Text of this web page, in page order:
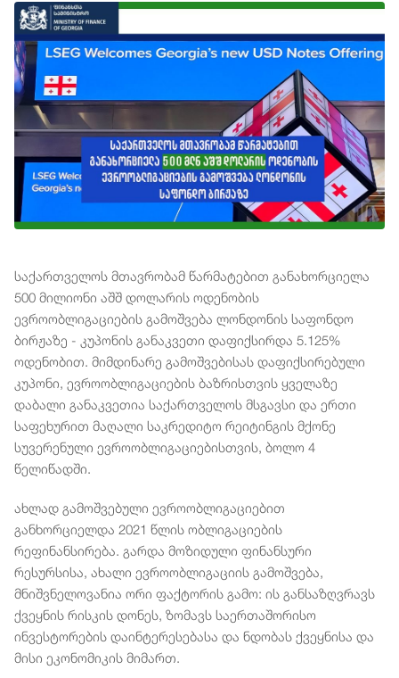
საქართველოს მთავრობამ წარმატებით განახორციელა
500 მილიონი აშშ დოლარის ოდენობის
ევროობლიგაციების გამოშვება ლონდონის საფონდო
ბირჟაზე - კუპონის განაკვეთი დაფიქსირდა 5.125%
ოდენობით. მიმდინარე გამოშვებისას დაფიქსირებული
კუპონი, ევროობლიგაციების ბაზრისთვის ყველაზე
დაბალი განაკვეთია საქართველოს მსგავსი და ერთი
საფეხურით მაღალი საკრედიტო რეიტინგის მქონე
სუვერენული ევროობლიგაციებისთვის, ბოლო 4
წელიწადში.
ახლად გამოშვებული ევროობლიგაციებით
განხორციელდა 2021 წლის ობლიგაციების
რეფინანსირება. გარდა მოზიდული ფინანსური
რესურსისა, ახალი ევროობლიგაციის გამოშვება,
მნიშვნელოვანია ორი ფაქტორის გამო: ის განსაზღვრავს
ქვეყნის რისკის დონეს, ზომავს საერთაშორისო
ინვესტორების დაინტერესებასა და ნდობას ქვეყნისა და
მისი ეკონომიკის მიმართ.